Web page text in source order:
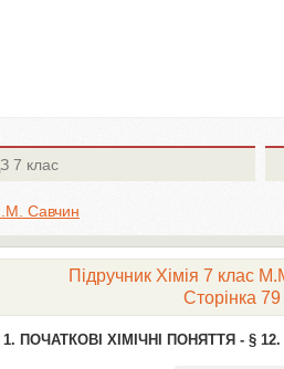
7 клас
Савчин
Підручник Хімія 7 клас
Сторінка
ПОЧАТКОВІ ХІМІЧНІ ПОНЯТТЯ - §